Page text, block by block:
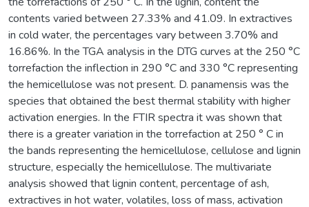
contents varied between 27.33% and 41.09. In extractives
in cold water, the percentages vary between 3.70% and
16.86%. In the TGA analysis in the DTG curves at the 250 °C
torrefaction the inflection in 290 °C and 330 °C representing
the hemicellulose was not present. D. panamensis was the
species that obtained the best thermal stability with higher
activation energies. In the FTIR spectra it was shown that
there is a greater variation in the torrefaction at 250 ° C in
the bands representing the hemicellulose, cellulose and lignin
structure, especially the hemicellulose. The multivariate
analysis showed that lignin content, percentage of ash,
extractives in hot water, volatiles, loss of mass, activation